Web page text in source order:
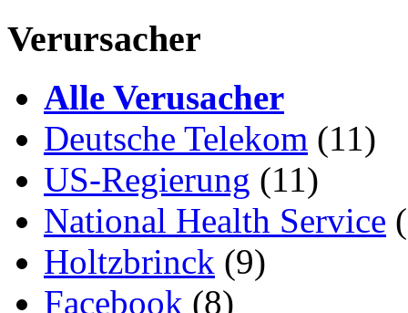
Verursacher
Alle Verusacher
Deutsche Telekom (11)
US-Regierung (11)
National Health Service
Holtzbrinck (9)
Facebook (8)